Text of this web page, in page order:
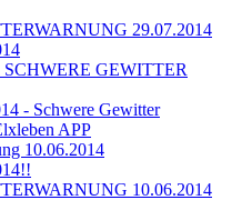
29.07.2014
GEWITTER
- Schwere Gewitter
APP
10.06.2014
10.06.2014